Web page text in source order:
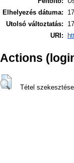
Elhelyezés dátuma:
Utolsó változtatás:
URI:
Actions
Tétel szekesztése